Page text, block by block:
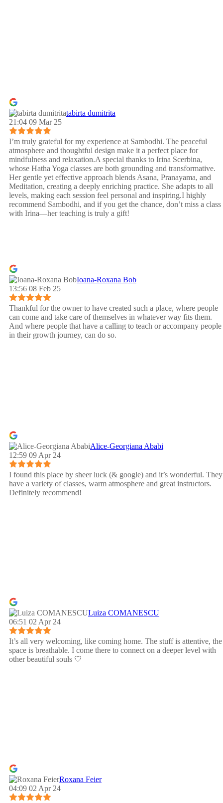
tabirta dumitrita
21:04 09 Mar 25
I’m truly grateful for my experience at Sambodhi. The peaceful
atmosphere and thoughtful design make it a perfect place for
mindfulness and relaxation.A special thanks to Irina Scerbina,
whose Hatha Yoga classes are both grounding and transformative.
Her gentle yet effective approach blends Asana, Pranayama, and
Meditation, creating a deeply enriching practice. She adapts to all
levels, making each session feel personal and inspiring.I highly
recommend Sambodhi, and if you get the chance, don’t miss a class
with Irina—her teaching is truly a gift!
Ioana-Roxana Bob
13:56 08 Feb 25
Thankful for the owner to have created such a place, where people
can come and take care of themselves in whatever way fits them.
And where people that have a calling to teach or accompany people
in their growth journey, can do so.
Alice-Georgiana Ababi
12:59 09 Apr 24
I found this place by sheer luck (& google) and it’s wonderful. They
have a variety of classes, warm atmosphere and great instructors.
Definitely recommend!
Luiza COMANESCU
06:51 02 Apr 24
It’s all very welcoming, like coming home. The stuff is attentive, the
space is breathable. I come there to connect on a deeper level with
other beautiful souls 🤍
Roxana Feier
04:09 02 Apr 24